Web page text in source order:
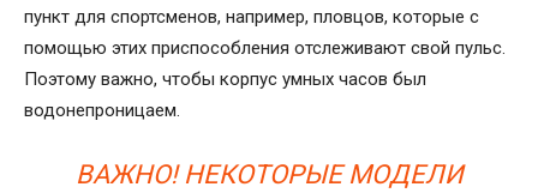
пункт для спортсменов, например, пловцов, которые с
помощью этих приспособления отслеживают свой пульс.
Поэтому важно, чтобы корпус умных часов был
водонепроницаем.
ВАЖНО! НЕКОТОРЫЕ МОДЕЛИ